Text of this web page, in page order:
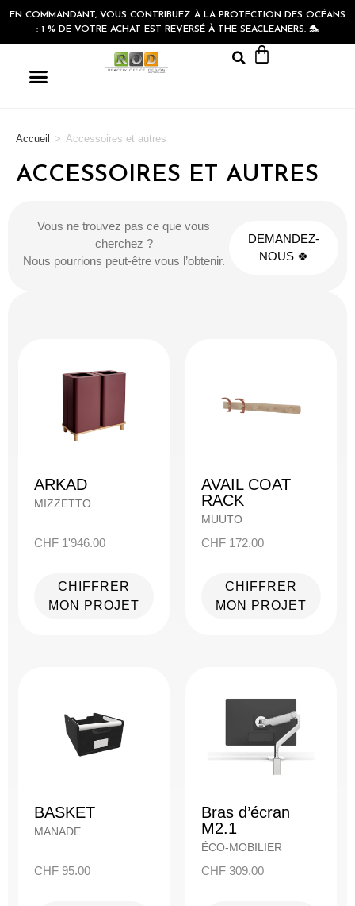
EN COMMANDANT, VOUS CONTRIBUEZ À LA PROTECTION DES OCÉANS
: 1 % DE VOTRE ACHAT EST REVERSÉ À THE SEACLEANERS. 🐬
Accueil > Accessoires et autres
ACCESSOIRES ET AUTRES
Vous ne trouvez pas ce que vous
cherchez ?
Nous pourrions peut-être vous l’obtenir.
DEMANDEZ-
NOUS 🍀
ARKAD
MIZZETTO
CHF1'946.00
CHIFFRER
MON PROJET
AVAIL COAT
RACK
MUUTO
CHF 172.00
CHIFFRER
MON PROJET
BASKET
MANADE
CHF95.00
Bras d’écran
M2.1
ÉCO-MOBILIER
CHF 309.00